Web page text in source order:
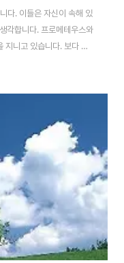
다. 이들은 자신이 속해 있
각합니다. 프로메테우스와
지니고 있습니다. 보다 잘
기를 다루고 있는 신화에
합니다. 프로메테우스는 자
메테우스에게 주려고 하
니다. 그러자 제우스는